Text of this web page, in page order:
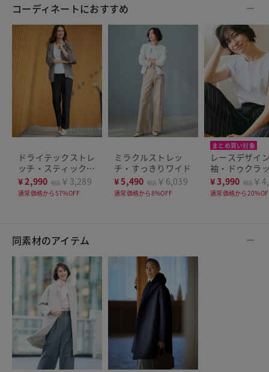
コーディネートにおすすめ
ドライテックストレ
ッチ・スティックパ
ンツ
¥2,990 税込 ￥3,289
通常価格から57%OFF
ミラクルストレッ
チ・すっきりワイド
¥5,490 税込 ￥6,039
通常価格から8%OFF
まとめ買い対象
レースデザイ
袖・ドゥクラ
シャツ
¥3,990 税込 ￥
通常価格から
同素材のアイテム